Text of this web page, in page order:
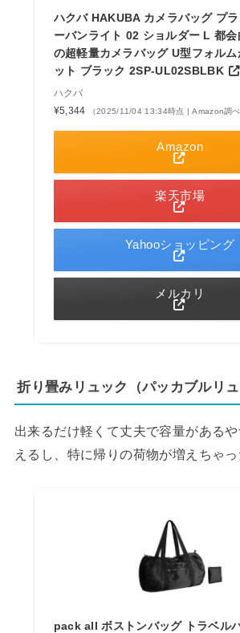
ハクバ HAKUBA カメラバッグ プ
ーバンライト 02 ショルダー L 都
の超軽量カメラバッグ U型フォルム
ット ブラック 2SP-UL02SBLBK
ハクバ
¥5,344
（2025/11/04 13:34時点 | Amazon調べ
Amazon
楽天市場
Yahooショッピング
メルカリ
折り畳みリュック（パッカブルリュ
出来るだけ軽くて丈夫で容量がある
えるし、特に帰りの荷物が増えちゃっ
pack all ボストンバッグ トラベル